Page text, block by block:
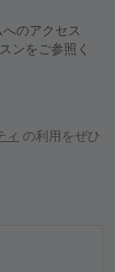
のアクセス
ンをご参照く
ィ の利用をぜひ